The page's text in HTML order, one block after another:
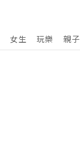
女生 玩樂 親子